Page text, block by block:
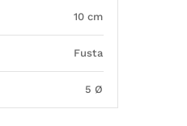
10 cm
Fusta
5 Ø